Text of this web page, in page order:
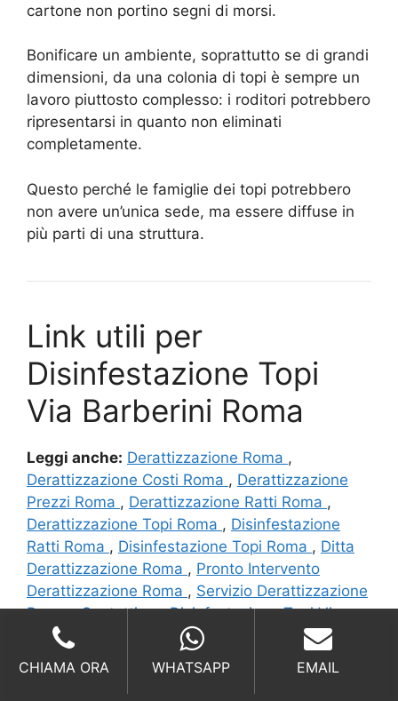
cartone non portino segni di morsi.
Bonificare un ambiente, soprattutto se di grandi
dimensioni, da una colonia di topi è sempre un
lavoro piuttosto complesso: i roditori potrebbero
ripresentarsi in quanto non eliminati
completamente.
Questo perché le famiglie dei topi potrebbero
non avere un’unica sede, ma essere diffuse in
più parti di una struttura.
Link utili per
Disinfestazione Topi
Via Barberini Roma
Leggi anche: Derattizzazione Roma ,
Derattizzazione Costi Roma , Derattizzazione
Prezzi Roma , Derattizzazione Ratti Roma ,
Derattizzazione Topi Roma , Disinfestazione
Ratti Roma , Disinfestazione Topi Roma , Ditta
Derattizzazione Roma , Pronto Intervento
Derattizzazione Roma , Servizio Derattizzazione
Roma,Contatti per Disinfestazione Topi Via
Barberini Roma
Lavoriamo da oltre 25 anni in questo settore,
abbiamo messo in sicurezza dai Ratti
CHIAMA ORA WHATSAPP EMAIL